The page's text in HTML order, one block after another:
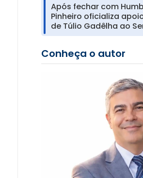
Após fechar com
Pinheiro oficializa
de Túlio Gadêlha ao
Conheça o autor